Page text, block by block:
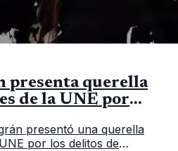
presenta querella
de la UNE por
presentó una querella
por los delitos de